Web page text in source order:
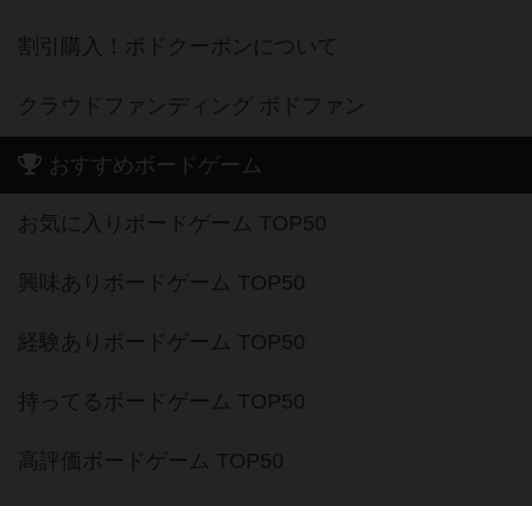
割引購入！ボドクーポンについて
クラウドファンディング ボドファン
おすすめボードゲーム
お気に入りボードゲーム TOP50
興味ありボードゲーム TOP50
経験ありボードゲーム TOP50
持ってるボードゲーム TOP50
高評価ボードゲーム TOP50